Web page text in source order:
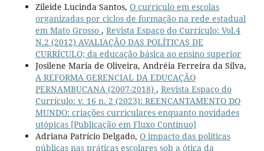
Zileide Lucinda Santos, O currículo em escolas
organizadas por ciclos de formação na rede estadual
em Mato Grosso , Revista Espaço do Currículo: Vol.4
N.2 (2012) AVALIAÇÃO DAS POLÍTICAS DE
CURRÍCULO; da educação básica ao ensino superior
Josilene Maria de Oliveira, Andréia Ferreira da Silva,
A REFORMA GERENCIAL DA EDUCAÇÃO
PERNAMBUCANA (2007-2018) , Revista Espaço do
Currículo: v. 16 n. 2 (2023): REENCANTAMENTO DO
MUNDO: criações curriculares enquanto novidades
utópicas [Publicação em Fluxo Contínuo]
Adriana Patrício Delgado, O impacto das políticas
públicas nas práticas escolares sob a ótica da